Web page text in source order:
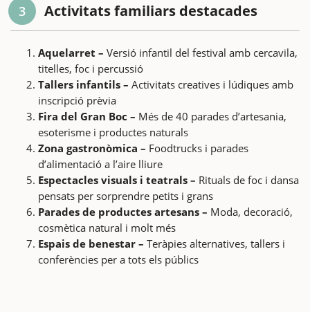
3 Activitats familiars destacades
Aquelarret – Versió infantil del festival amb cercavila,
titelles, foc i percussió
Tallers infantils – Activitats creatives i lúdiques amb
inscripció prèvia
Fira del Gran Boc – Més de 40 parades d’artesania,
esoterisme i productes naturals
Zona gastronòmica – Foodtrucks i parades
d’alimentació a l’aire lliure
Espectacles visuals i teatrals – Rituals de foc i dansa
pensats per sorprendre petits i grans
Parades de productes artesans – Moda, decoració,
cosmètica natural i molt més
Espais de benestar – Teràpies alternatives, tallers i
conferències per a tots els públics